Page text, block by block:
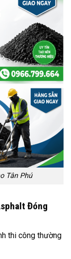
Tân Phú
Đóng
thi công thường